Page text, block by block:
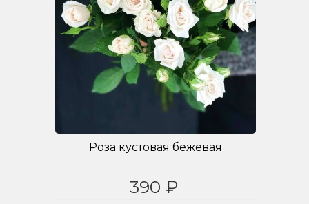
Роза кустовая бежевая
390 ₽